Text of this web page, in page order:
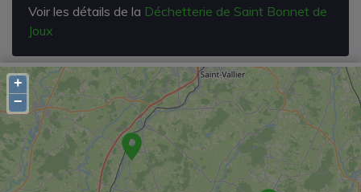
Voir les détails de la Déchetterie de Saint Bonnet de
Joux
+
−